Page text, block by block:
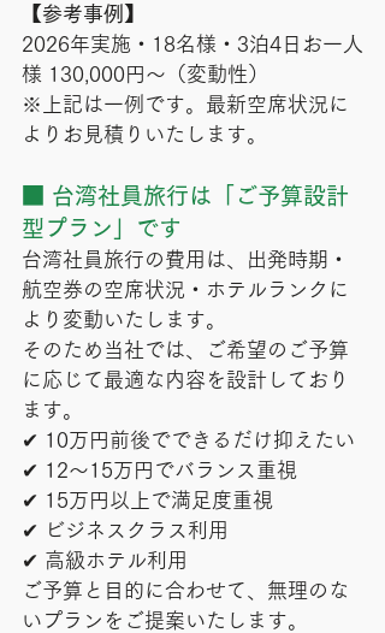
【参考事例】
2026年実施・18名様・3泊4日お一人
様 130,000円～（変動性）
※上記は一例です。最新空席状況に
よりお見積りいたします。
■ 台湾社員旅行は「ご予算設計
型プラン」です
台湾社員旅行の費用は、出発時期・
航空券の空席状況・ホテルランクに
より変動いたします。
そのため当社では、ご希望のご予算
に応じて最適な内容を設計しており
ます。
✔ 10万円前後でできるだけ抑えたい
✔ 12〜15万円でバランス重視
✔ 15万円以上で満足度重視
✔ ビジネスクラス利用
✔ 高級ホテル利用
ご予算と目的に合わせて、無理のな
いプランをご提案いたします。